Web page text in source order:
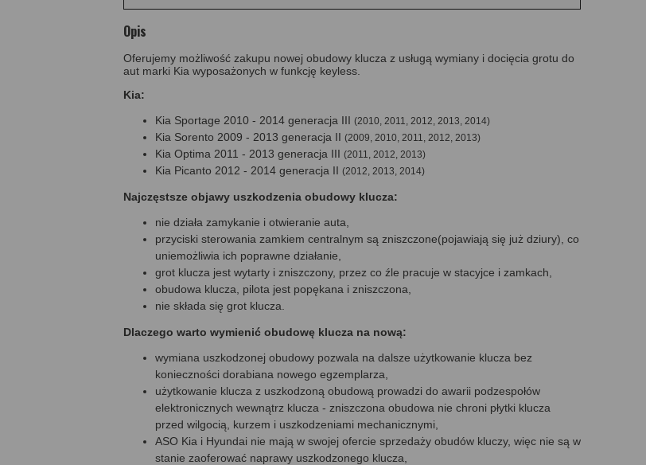
Opis
Oferujemy możliwość zakupu nowej obudowy klucza z usługą wymiany i docięcia grotu do
aut marki Kia wyposażonych w funkcję keyless.
Kia:
Kia Sportage 2010 - 2014 generacja III (2010, 2011, 2012, 2013, 2014)
Kia Sorento 2009 - 2013 generacja II (2009, 2010, 2011, 2012, 2013)
Kia Optima 2011 - 2013 generacja III (2011, 2012, 2013)
Kia Picanto 2012 - 2014 generacja II (2012, 2013, 2014)
Najczęstsze objawy uszkodzenia obudowy klucza:
nie działa zamykanie i otwieranie auta,
przyciski sterowania zamkiem centralnym są zniszczone(pojawiają się już dziury), co
uniemożliwia ich poprawne działanie,
grot klucza jest wytarty i zniszczony, przez co źle pracuje w stacyjce i zamkach,
obudowa klucza, pilota jest popękana i zniszczona,
nie składa się grot klucza.
Dlaczego warto wymienić obudowę klucza na nową:
wymiana uszkodzonej obudowy pozwala na dalsze użytkowanie klucza bez
konieczności dorabiana nowego egzemplarza,
użytkowanie klucza z uszkodzoną obudową prowadzi do awarii podzespołów
elektronicznych wewnątrz klucza - zniszczona obudowa nie chroni płytki klucza
przed wilgocią, kurzem i uszkodzeniami mechanicznymi,
ASO Kia i Hyundai nie mają w swojej ofercie sprzedaży obudów kluczy, więc nie są w
stanie zaoferować naprawy uszkodzonego klucza,